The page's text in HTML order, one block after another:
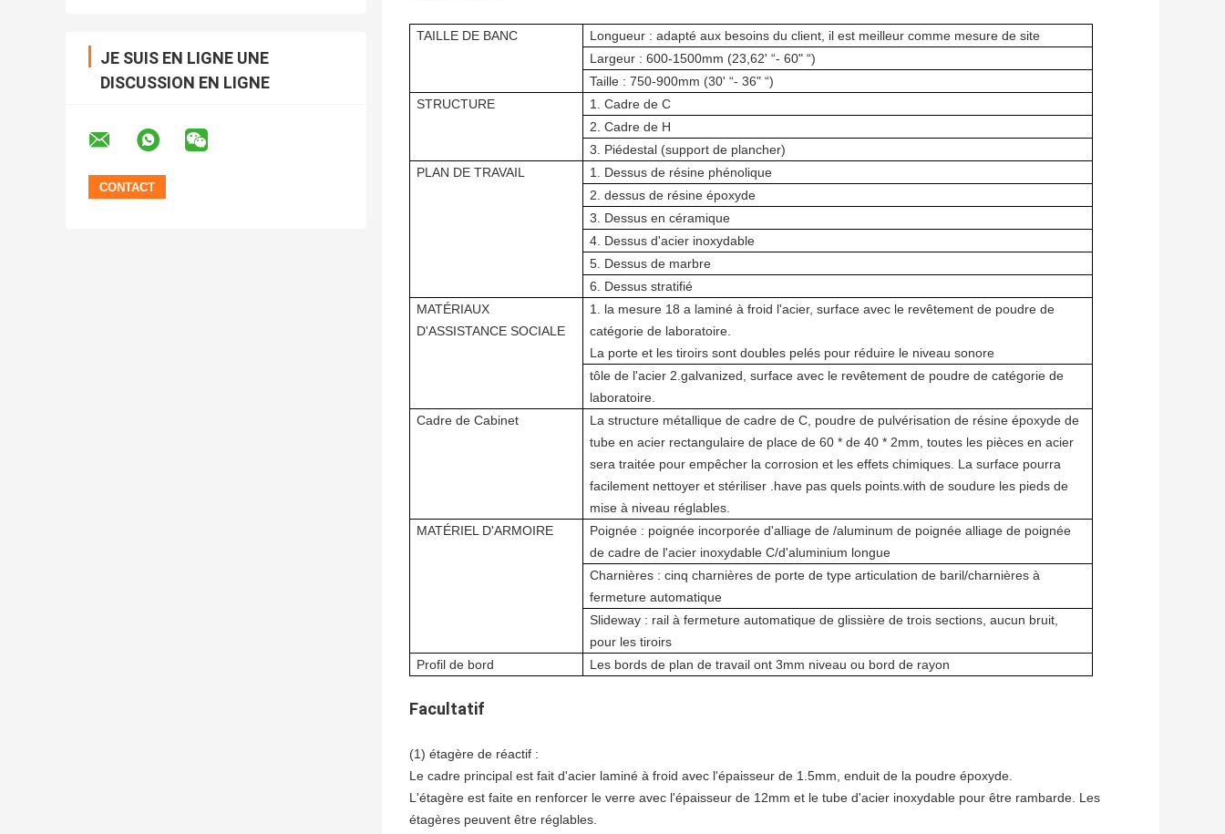
JE SUIS EN LIGNE UNE
DISCUSSION EN LIGNE
TAILLE DE BANC
Longueur : adapté aux besoins du client, il est meilleur comme mesure de site
Largeur : 600-1500mm (23,62' “- 60" “)
Taille : 750-900mm (30' “- 36" “)
STRUCTURE
1. Cadre de C
2. Cadre de H
3. Piédestal (support de plancher)
PLAN DE TRAVAIL
1. Dessus de résine phénolique
2. dessus de résine époxyde
3. Dessus en céramique
4. Dessus d'acier inoxydable
5. Dessus de marbre
6. Dessus stratifié
MATÉRIAUX
D'ASSISTANCE SOCIALE
1. la mesure 18 a laminé à froid l'acier, surface avec le revêtement de poudre de
catégorie de laboratoire.
La porte et les tiroirs sont doubles pelés pour réduire le niveau sonore
tôle de l'acier 2.galvanized, surface avec le revêtement de poudre de catégorie de
laboratoire.
Cadre de Cabinet
La structure métallique de cadre de C, poudre de pulvérisation de résine époxyde de
tube en acier rectangulaire de place de 60 * de 40 * 2mm, toutes les pièces en acier
sera traitée pour empêcher la corrosion et les effets chimiques. La surface pourra
facilement nettoyer et stériliser .have pas quels points.with de soudure les pieds de
mise à niveau réglables.
MATÉRIEL D'ARMOIRE
Poignée : poignée incorporée d'alliage de /aluminum de poignée alliage de poignée
de cadre de l'acier inoxydable C/d'aluminium longue
Charnières : cinq charnières de porte de type articulation de baril/charnières à
fermeture automatique
Slideway : rail à fermeture automatique de glissière de trois sections, aucun bruit,
pour les tiroirs
Profil de bord
Les bords de plan de travail ont 3mm niveau ou bord de rayon
Facultatif
(1) étagère de réactif :
Le cadre principal est fait d'acier laminé à froid avec l'épaisseur de 1.5mm, enduit de la poudre époxyde.
L'étagère est faite en renforcer le verre avec l'épaisseur de 12mm et le tube d'acier inoxydable pour être rambarde. Les
étagères peuvent être réglables.